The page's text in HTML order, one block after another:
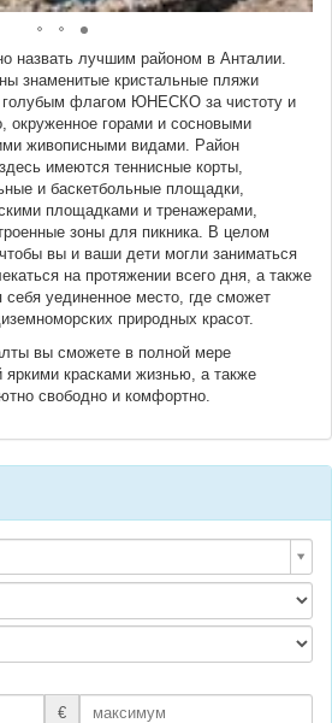
назвать лучшим районом в Анталии.
знаменитые кристальные пляжи
голубым флагом ЮНЕСКО за чистоту и
окруженное горами и сосновыми
живописными видами. Район
имеются теннисные корты,
и баскетбольные площадки,
площадками и тренажерами,
зоны для пикника. В целом
вы и ваши дети могли заниматься
на протяжении всего дня, а также
уединенное место, где сможет
природных красот.
вы сможете в полной мере
красками жизнью, а также
свободно и комфортно.
€